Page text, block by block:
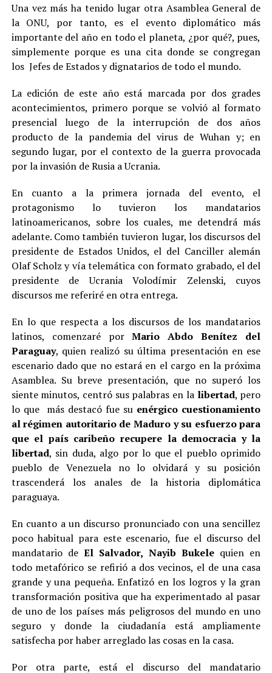
Una vez más ha tenido lugar otra Asamblea General de
la ONU, por tanto, es el evento diplomático más
importante del año en todo el planeta, ¿por qué?, pues,
simplemente porque es una cita donde se congregan
los Jefes de Estados y dignatarios de todo el mundo.
La edición de este año está marcada por dos grades
acontecimientos, primero porque se volvió al formato
presencial luego de la interrupción de dos años
producto de la pandemia del virus de Wuhan y; en
segundo lugar, por el contexto de la guerra provocada
por la invasión de Rusia a Ucrania.
En cuanto a la primera jornada del evento, el
protagonismo lo tuvieron los mandatarios
latinoamericanos, sobre los cuales, me detendrá más
adelante. Como también tuvieron lugar, los discursos del
presidente de Estados Unidos, el del Canciller alemán
Olaf Scholz y vía telemática con formato grabado, el del
presidente de Ucrania Volodímir Zelenski, cuyos
discursos me referiré en otra entrega.
En lo que respecta a los discursos de los mandatarios
latinos, comenzaré porMario Abdo Benítez del
Paraguay, quien realizó su última presentación en ese
escenario dado que no estará en el cargo en la próxima
Asamblea. Su breve presentación, que no superó los
siente minutos, centró sus palabras en la libertad, pero
lo que más destacó fue su enérgico cuestionamiento
al régimen autoritario de Maduro y su esfuerzo para
que el país caribeño recupere la democracia y la
libertad, sin duda, algo por lo que el pueblo oprimido
pueblo de Venezuela no lo olvidará y su posición
trascenderá los anales de la historia diplomática
paraguaya.
En cuanto a un discurso pronunciado con una sencillez
poco habitual para este escenario, fue el discurso del
mandatario deEl Salvador, Nayib Bukelequien en
todo metafórico se refirió a dos vecinos, el de una casa
grande y una pequeña. Enfatizó en los logros y la gran
transformación positiva que ha experimentado al pasar
de uno de los países más peligrosos del mundo en uno
seguro y donde la ciudadanía está ampliamente
satisfecha por haber arreglado las cosas en la casa.
Por otra parte, está el discurso del mandatario